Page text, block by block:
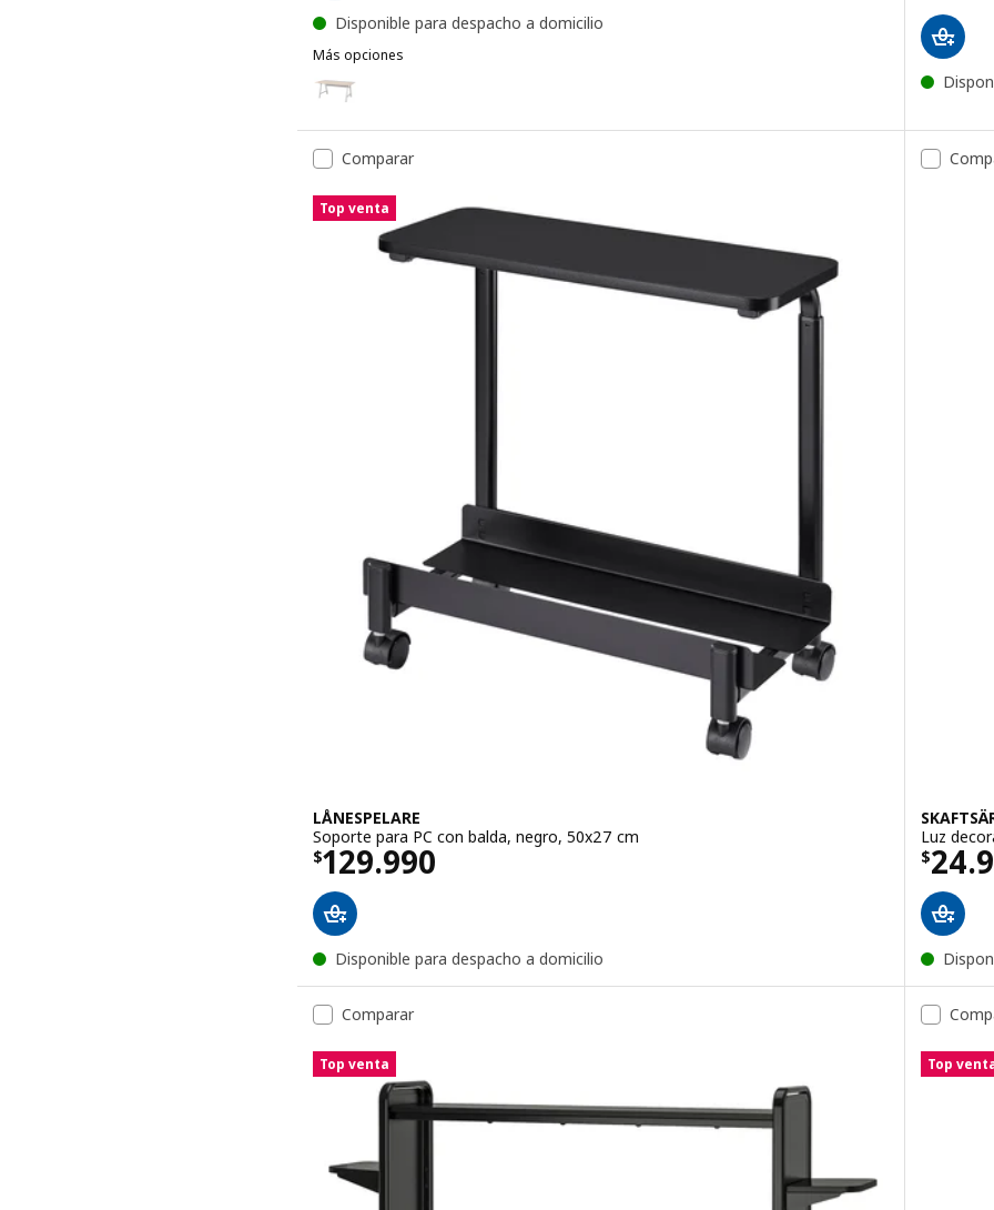
Disponible para despacho a domicilio
Más opciones
Opción: UTESPELARE, Escritorio gamer, Laminado efecto fresno/gris, 160x80 cm
Comparar
Top venta
LÅNESPELARE
Soporte para PC con balda, negro, 50x27 cm
$129.990
El precio $ 129990
Disponible para despacho a domicilio
Luz
$
El
Comparar
Top venta Top